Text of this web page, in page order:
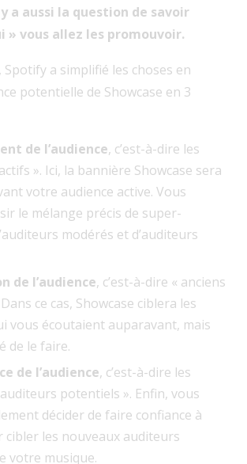
a aussi la question de savoir
» vous allez les promouvoir.
a simplifié les choses en
potentielle de Showcase en 3
de l’audience, c’est-à-dire les
». Ici, la bannière Showcase sera
votre audience active. Vous
le mélange précis de super-
modérés et d’auditeurs
de l’audience, c’est-à-dire « anciens
ce cas, Showcase ciblera les
vous écoutaient auparavant, mais
de le faire.
de l’audience, c’est-à-dire les
potentiels ». Enfin, vous
décider de faire confiance à
cibler les nouveaux auditeurs
votre musique.